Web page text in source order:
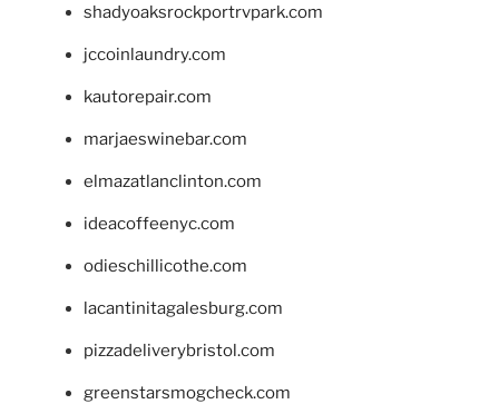
shadyoaksrockportrvpark.com
jccoinlaundry.com
kautorepair.com
marjaeswinebar.com
elmazatlanclinton.com
ideacoffeenyc.com
odieschillicothe.com
lacantinitagalesburg.com
pizzadeliverybristol.com
greenstarsmogcheck.com